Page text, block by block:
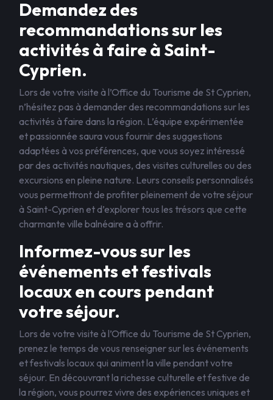
Demandez des
recommandations sur les
activités à faire à Saint-
Cyprien.
Lors de votre visite à l’Office du Tourisme de St Cyprien,
n’hésitez pas à demander des recommandations sur les
activités à faire dans la région. L’équipe expérimentée
et passionnée saura vous fournir des suggestions
adaptées à vos préférences, que vous soyez intéressé
par des activités nautiques, des visites culturelles ou des
excursions en pleine nature. Leurs conseils personnalisés
vous permettront de profiter pleinement de votre séjour
à Saint-Cyprien et d’explorer tous les trésors que cette
charmante ville balnéaire a à offrir.
Informez-vous sur les
événements et festivals
locaux en cours pendant
votre séjour.
Lors de votre visite à l’Office du Tourisme de St Cyprien,
prenez le temps de vous renseigner sur les événements
et festivals locaux qui animent la ville pendant votre
séjour. En découvrant la richesse culturelle et festive de
la région, vous pourrez vivre des expériences uniques et